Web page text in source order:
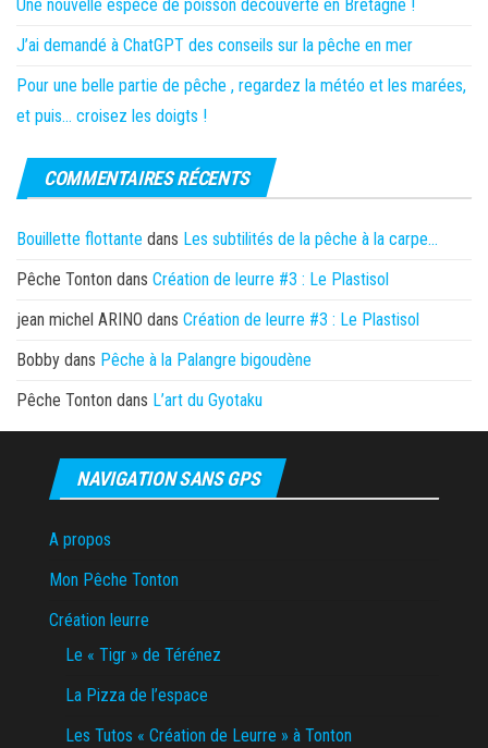
Une nouvelle espèce de poisson découverte en Bretagne !
J’ai demandé à ChatGPT des conseils sur la pêche en mer
Pour une belle partie de pêche , regardez la météo et les marées,
et puis… croisez les doigts !
COMMENTAIRES RÉCENTS
Bouillette flottante dans Les subtilités de la pêche à la carpe…
Pêche Tonton dans Création de leurre #3 : Le Plastisol
jean michel ARINO dans Création de leurre #3 : Le Plastisol
Bobby dans Pêche à la Palangre bigoudène
Pêche Tonton dans L’art du Gyotaku
NAVIGATION SANS GPS
A propos
Mon Pêche Tonton
Création leurre
Le « Tigr » de Térénez
La Pizza de l’espace
Les Tutos « Création de Leurre » à Tonton